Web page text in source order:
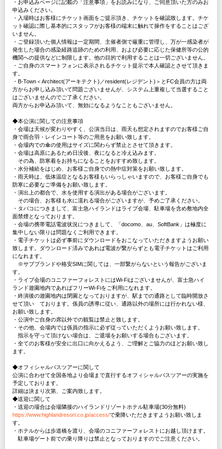
・お申込みページに記載の「注意事項」をお読みになり、ご同意頂いた方のみお
申込みください。
・入場時はお客様にチケット画面をご提示頂き、チケットを確認致します。チケ
ット確認に際し基本的にスタッフがお客様の端末に触れて操作をすることはござ
いません。
・ご登録頂いた個人情報は一定期間、主催者側で厳重に管理し、万が一感染者が
発生した場合の感染経路追跡のための利用、および必要に応じた保健所等の公的
機関への提供などに制限します。他の目的で利用することは一切ございません。
・ご自身のスマートフォンに表示されるチケット提示で本人確認とさせて頂きま
す。
・B-Town＜Architect(アーキテクト)／resident(レジデント)＞とFC会員の方は両
方からお申し込み頂いて問題ございませんが、システム上重複して当選すること
はございませんのでご了承ください。
両方からお申込み頂いて、無効になるようなこともございません。
◆本公演に関しての注意事項
・会場は天候が変わりやすく、公演当日は、雨天も想定されますのでお客様ご自
身で雨合羽・レインコート等のご用意をお願い致します。
・会場内での傘の使用はサイズに関わらず禁止とさせて頂きます。
・会場は高原にあるため日没後、夜になると冷え込みます。
その為、防寒着をお持ちになることをおすすめ致します。
・水分補給をはじめ、お客様ご自身での熱中症対策をお願い致します。
・雨天時は、低体温症となるお客様もいらっしゃいますので、お客様ご自身でも
防寒に必要なご準備をお願い致します。
・演出上の都合で、水を使用する演出がある場合がございます。
その場合、お客様も水に濡れる場合がございますが、予めご了承ください。
・タバコにつきまして、富士急ハイランドはライブ会場、駐車場を含め敷地内全
面禁煙となっております。
・会場の携帯電話電波状況につきまして、「docomo、au、SoftBank」は極度に
集中しない限りは問題なくご利用できます。
・電子チケットは必ず事前にダウンロードをおこなっていただきますようお願い
致します。ダウンロード済みであれば電波が繋がらずとも電子チケットはご利用
になれます。
※サブブランドや格安SIMに関しては、一部繋がらないという報告がございま
す。
・ライブ会場のコニファーフォレストにはWi-Fiはございませんが、富士急ハイ
ランド遊園地内であればフリーWi-Fiをご利用になれます。
・終演後の遊園地内は閉園となっておりますが、駅までの通路として臨時開放さ
せて頂い ております。係員の誘導に従い、通路以外の場所には行かれない様、
お願い致します。
・公演中ご自身の席以外での観覧は禁止と致します。
・その他、会場内では係員の指示に必ず従っていただくようお願い致します。
指示を守って頂けない場合は、ご退場をお願いする場合もございます。
・全てのお客様が安全に出口に向かえるよう、ご理解とご協力のほどお願い致し
ます。
◆オフィシャルバスツアーに関して
公演に合わせて全国各地より会場まで直行するオフィシャルバスツアーの実施を
予定しております。
詳細は決まり次第、ご案内致します。
◆送迎に関して
・送迎の場合は会場隣接のハイランドリゾートホテル駐車場(30分無料)
https://www.highlandresort.co.jp/access/で乗降いただきますようお願い致しま
す。
・ホテルからは歩道橋を渡り、会場のコニファーフォレストにお越し頂けます。
駐車場ゲート前での乗り降りは禁止となっておりますのでご注意ください。